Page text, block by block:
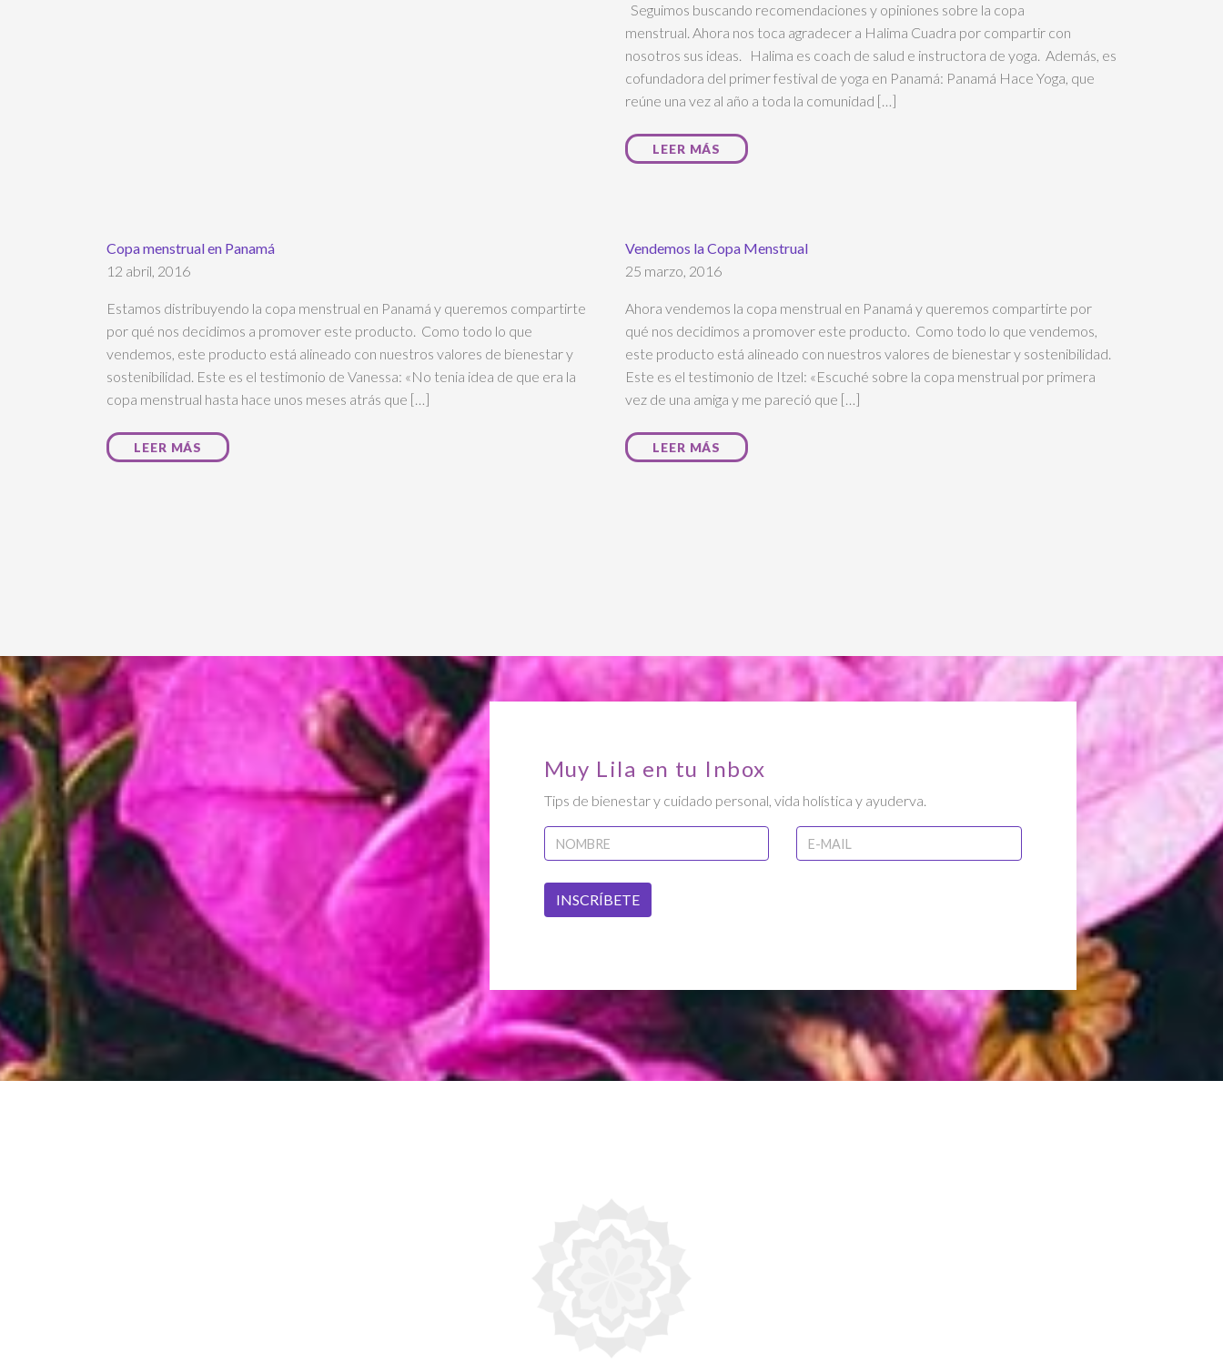
Seguimos buscando recomendaciones y opiniones sobre la copa
menstrual. Ahora nos toca agradecer a Halima Cuadra por compartir con
nosotros sus ideas. Halima es coach de salud e instructora de yoga. Además, es
cofundadora del primer festival de yoga en Panamá: Panamá Hace Yoga, que
reúne una vez al año a toda la comunidad […]
LEER MÁS
Copa menstrual en Panamá
12 abril, 2016
Estamos distribuyendo la copa menstrual en Panamá y queremos compartirte
por qué nos decidimos a promover este producto. Como todo lo que
vendemos, este producto está alineado con nuestros valores de bienestar y
sostenibilidad. Este es el testimonio de Vanessa: «No tenia idea de que era la
copa menstrual hasta hace unos meses atrás que […]
LEER MÁS
Vendemos la Copa Menstrual
25 marzo, 2016
Ahora vendemos la copa menstrual en Panamá y queremos compartirte por
qué nos decidimos a promover este producto. Como todo lo que vendemos,
este producto está alineado con nuestros valores de bienestar y sostenibilidad.
Este es el testimonio de Itzel: «Escuché sobre la copa menstrual por primera
vez de una amiga y me pareció que […]
LEER MÁS
Muy Lila en tu Inbox
Tips de bienestar y cuidado personal, vida holística y ayuderva.
INSCRÍBETE